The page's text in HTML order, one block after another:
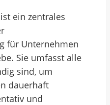
ist ein zentrales
für Unternehmen
Sie umfasst alle
sind, um
dauerhaft
und